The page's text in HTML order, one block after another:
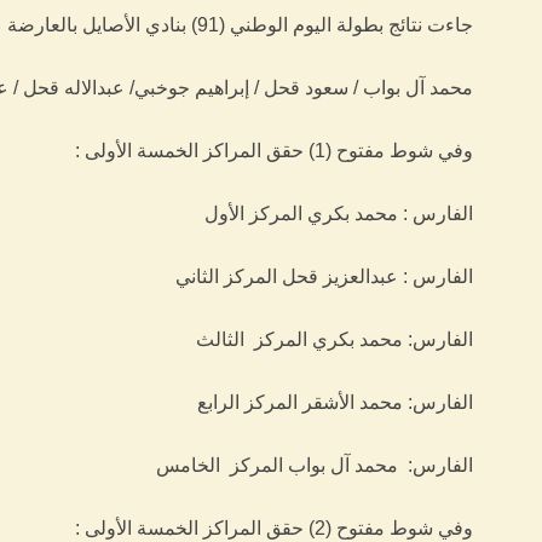
جاءت نتائج بطولة اليوم الوطني (91) بنادي الأصايل بالعارضة على النحو التالي:ففي شوط المتدئين حصل على المركز الأول مكرر كلاً من :
محمد آل بواب / سعود قحل / إبراهيم جوخبي/ عبدالاله
وفي شوط مفتوح (1) حقق المراكز الخمسة الأولى :
الفارس : محمد بكري المركز الأول
الفارس : عبدالعزيز قحل المركز الثاني
الفارس: محمد بكري المركز الثالث
الفارس: محمد الأشقر المركز الرابع
الفارس: محمد آل بواب المركز الخامس
وفي شوط مفتوح (2) حقق المراكز الخمسة الأولى :